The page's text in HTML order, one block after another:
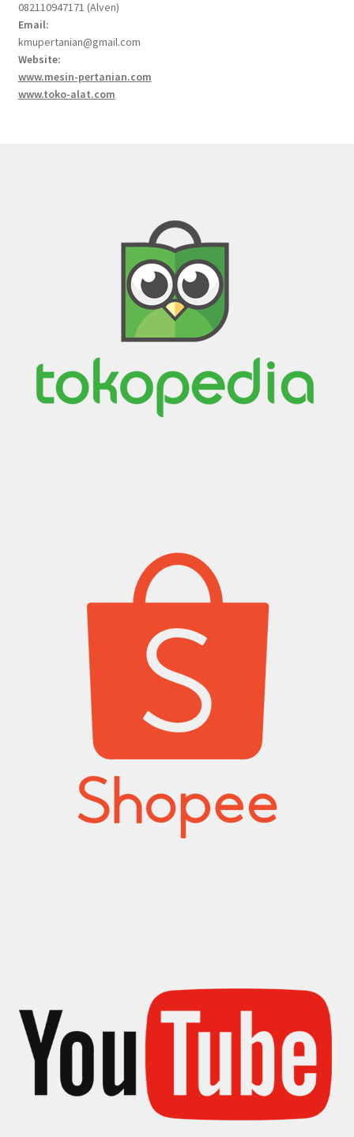
082110947171 (Alven)
Email:
kmupertanian@gmail.com
Website:
www.mesin-pertanian.com
www.toko-alat.com